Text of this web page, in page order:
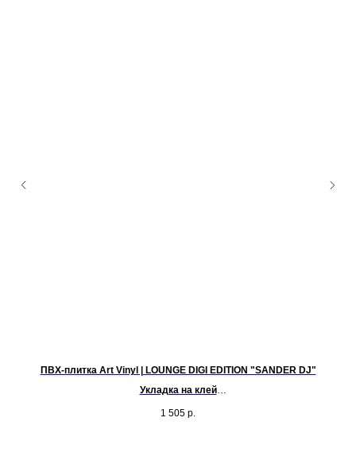
ПВХ-плитка Art Vinyl | LOUNGE DIGI EDITION "SANDER DJ"
Укладка на клей
Класс применения - 34/43
1 505 р.